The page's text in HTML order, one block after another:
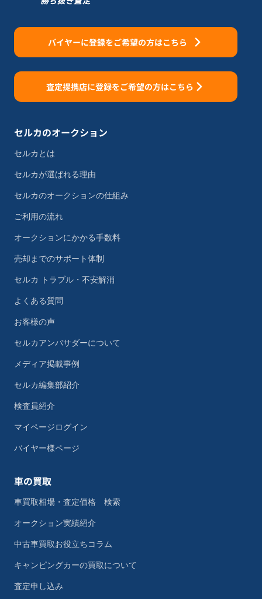
バイヤーに登録をご希望の方はこちら
査定提携店に登録をご希望の方はこちら
セルカのオークション
セルカとは
セルカが選ばれる理由
セルカのオークションの仕組み
ご利用の流れ
オークションにかかる手数料
売却までのサポート体制
セルカ トラブル・不安解消
よくある質問
お客様の声
セルカアンバサダーについて
メディア掲載事例
セルカ編集部紹介
検査員紹介
マイページログイン
バイヤー様ページ
車の買取
車買取相場・査定価格 検索
オークション実績紹介
中古車買取お役立ちコラム
キャンピングカーの買取について
査定申し込み